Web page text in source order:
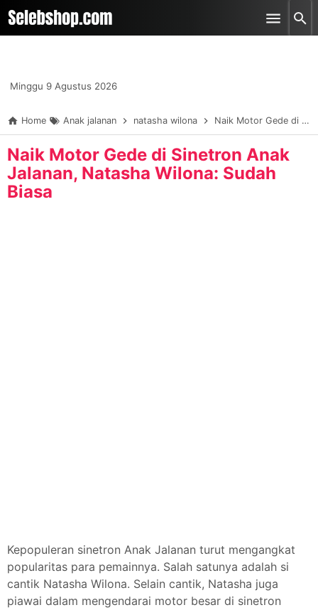
-->
Skip to main content
Minggu 9 Agustus 2026
Home Anak jalanan natasha wilona Naik Motor Gede di Sinetron Anak Jalanan, Natasha Wilona: Sudah Biasa
Naik Motor Gede di Sinetron Anak
Jalanan, Natasha Wilona: Sudah
Biasa
Kepopuleran sinetron Anak Jalanan turut mengangkat
popularitas para pemainnya. Salah satunya adalah si
cantik Natasha Wilona. Selain cantik, Natasha juga
piawai dalam mengendarai motor besar di sinetron